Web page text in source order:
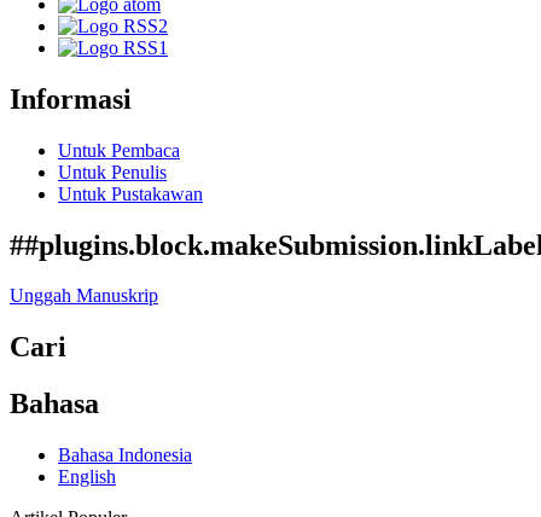
Informasi
Untuk Pembaca
Untuk Penulis
Untuk Pustakawan
Unggah Manuskrip
Cari
Bahasa
Bahasa Indonesia
English